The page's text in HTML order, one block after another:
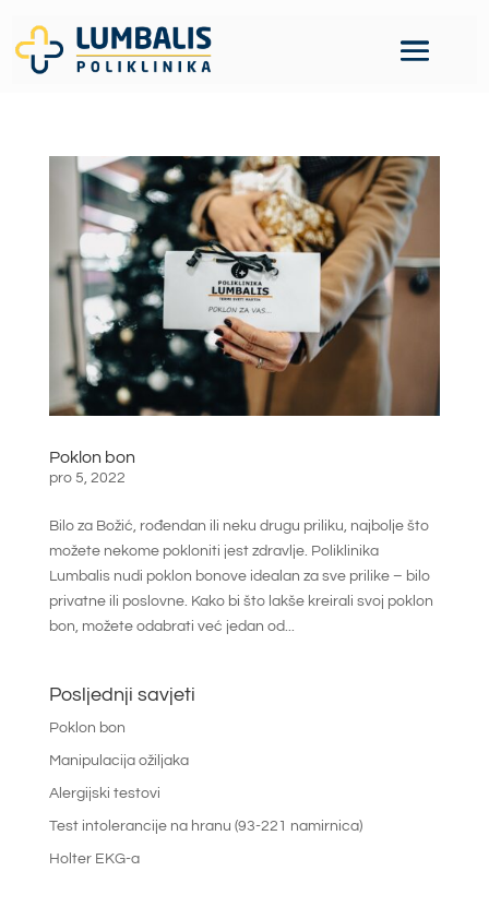
Poklon bon
pro 5, 2022
Bilo za Božić, rođendan ili neku drugu priliku, najbolje što
možete nekome pokloniti jest zdravlje. Poliklinika
Lumbalis nudi poklon bonove idealan za sve prilike – bilo
privatne ili poslovne. Kako bi što lakše kreirali svoj poklon
bon, možete odabrati već jedan od...
Posljednji savjeti
Poklon bon
Manipulacija ožiljaka
Alergijski testovi
Test intolerancije na hranu (93-221 namirnica)
Holter EKG-a